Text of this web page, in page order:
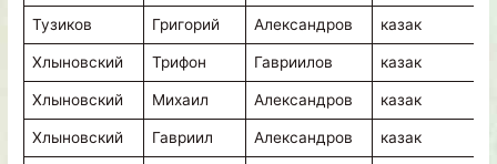
Тузиков Григорий Александров казак
Хлыновский Трифон Гавриилов казак
Хлыновский Михаил Александров казак
Хлыновский Гавриил Александров казак